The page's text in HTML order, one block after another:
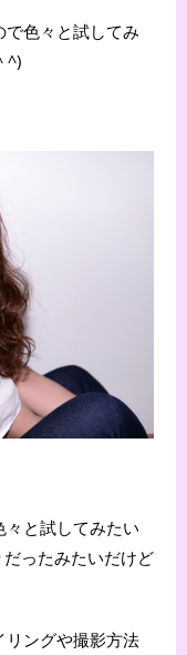
色々と試してみ
^)
と試してみたい
ったみたいだけど
リングや撮影方法